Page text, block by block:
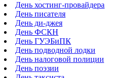
День хостинг-провайдера
День писателя
День ди-джея
День ФСКН
День ГУЭБиПК
День подводной лодки
День налоговой полиции
День поэзии